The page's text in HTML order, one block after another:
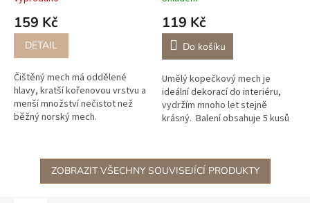
159 Kč
DETAIL
Čištěný mech má oddělené
hlavy, kratší kořenovou vrstvu a
menší množství nečistot než
běžný norský mech.
119 Kč
Do košíku
Umělý kopečkový mech je
ideální dekorací do interiéru,
vydržím mnoho let stejně
krásný. Balení obsahuje 5 kusů
ZOBRAZIT VŠECHNY SOUVISEJÍCÍ PRODUKTY